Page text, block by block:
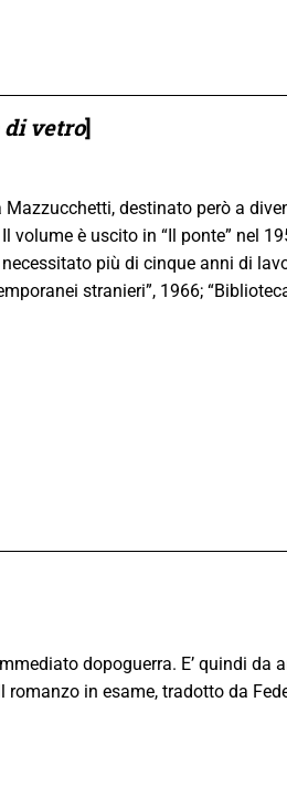
di vetro]
destinato però a
è uscito in “Il ponte” nel
più di cinque anni di
stranieri”, 1966;
dopoguerra. E’ quindi da
in esame, tradotto da